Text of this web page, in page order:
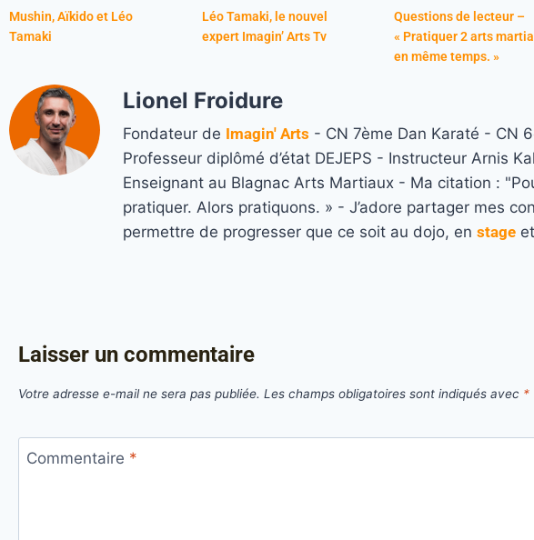
Mushin, Aïkido et Léo
Tamaki
Léo Tamaki, le nouvel
expert Imagin’ Arts Tv
Questions de lecteur –
« Pratiquer 2 arts
en même temps. »
Lionel Froidure
Fondateur de Imagin' Arts - CN 7ème Dan Karaté - CN
Professeur diplômé d’état DEJEPS - Instructeur Arnis
Enseignant au Blagnac Arts Martiaux - Ma citation :
pratiquer. Alors pratiquons. » - J’adore partager mes
permettre de progresser que ce soit au dojo, en stage
Laisser un commentaire
Votre adresse e-mail ne sera pas publiée. Les champs obligatoires sont indiqués avec *
Commentaire *